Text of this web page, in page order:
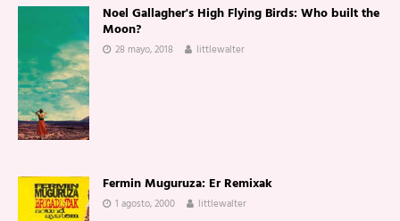
Noel Gallagher's High Flying Birds: Who built the
Moon?
28 mayo, 2018 littlewalter
Fermin Muguruza: Er Remixak
1 agosto, 2000 littlewalter